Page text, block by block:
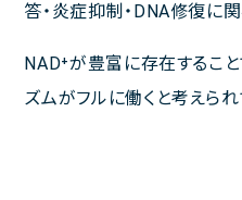
答・炎症抑制・DNA修復に関
NAD⁺が豊富に存在するこ
ズムがフルに働くと考えられ